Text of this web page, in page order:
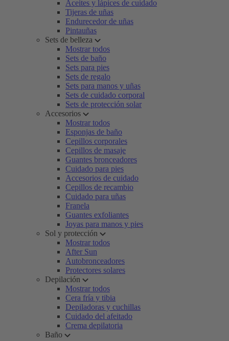
Aceites y lápices de cuidado
Tijeras de uñas
Endurecedor de uñas
Pintauñas
Sets de belleza
Mostrar todos
Sets de baño
Sets para pies
Sets de regalo
Sets para manos y uñas
Sets de cuidado corporal
Sets de protección solar
Accesorios
Mostrar todos
Esponjas de baño
Cepillos corporales
Cepillos de masaje
Guantes bronceadores
Cuidado para pies
Accesorios de cuidado
Cepillos de recambio
Cuidado para uñas
Franela
Guantes exfoliantes
Joyas para manos y pies
Sol y protección
Mostrar todos
After Sun
Autobronceadores
Protectores solares
Depilación
Mostrar todos
Cera fría y tibia
Depiladoras y cuchillas
Cuidado del afeitado
Crema depilatoria
Baño